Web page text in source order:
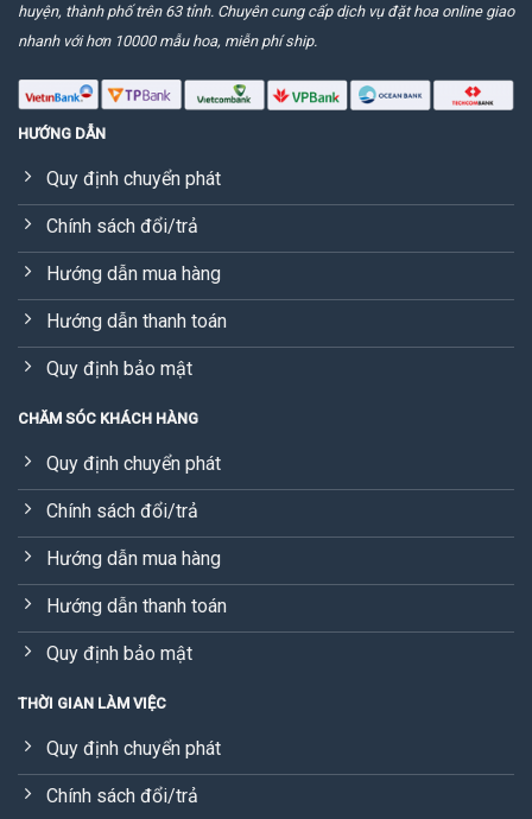
huyện, thành phố trên 63 tỉnh. Chuyên cung cấp dịch vụ đặt hoa online giao
nhanh với hơn 10000 mẫu hoa, miễn phí ship.
HƯỚNG DẪN
Quy định chuyển phát
Chính sách đổi/trả
Hướng dẫn mua hàng
Hướng dẫn thanh toán
Quy định bảo mật
CHĂM SÓC KHÁCH HÀNG
Quy định chuyển phát
Chính sách đổi/trả
Hướng dẫn mua hàng
Hướng dẫn thanh toán
Quy định bảo mật
THỜI GIAN LÀM VIỆC
Quy định chuyển phát
Chính sách đổi/trả